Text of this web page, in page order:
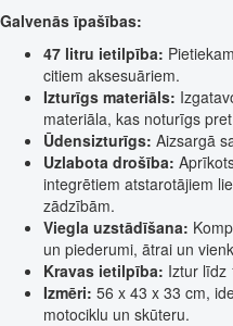
Galvenās īpašības:
47 litru ietilpība:
citiem aksesuāriem.
Izturīgs materiāls:
materiāla, kas noturīgs
Ūdensizturīgs: Aizsargā
Uzlabota drošība:
integrētiem atstarotājiem
zādzībām.
Viegla uzstādīšana:
un piederumi, ātrai un
Kravas ietilpība: Iztur līdz
Izmēri: 56 x 43 x 33 cm,
motociklu un skūteru.